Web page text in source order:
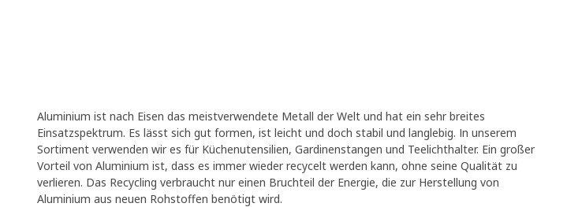
Aluminium ist nach Eisen das meistverwendete Metall der Welt und hat ein sehr breites
Einsatzspektrum. Es lässt sich gut formen, ist leicht und doch stabil und langlebig. In unserem
Sortiment verwenden wir es für Küchenutensilien, Gardinenstangen und Teelichthalter. Ein großer
Vorteil von Aluminium ist, dass es immer wieder recycelt werden kann, ohne seine Qualität zu
verlieren. Das Recycling verbraucht nur einen Bruchteil der Energie, die zur Herstellung von
Aluminium aus neuen Rohstoffen benötigt wird.